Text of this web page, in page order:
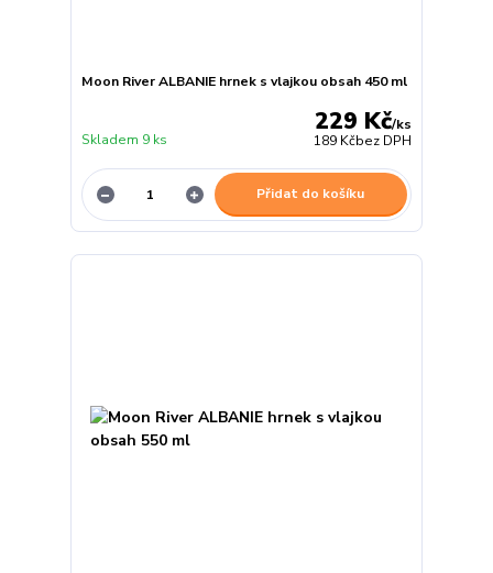
Moon River ALBANIE hrnek s vlajkou obsah 450 ml
229 Kč/ks
189 Kčbez DPH
Skladem 9 ks
Přidat do košíku